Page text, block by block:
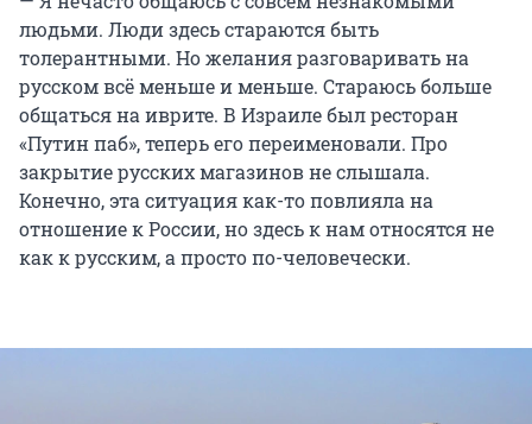
людьми. Люди здесь стараются быть
толерантными. Но желания разговаривать на
русском всё меньше и меньше. Стараюсь больше
общаться на иврите. В Израиле был ресторан
«Путин паб», теперь его переименовали. Про
закрытие русских магазинов не слышала.
Конечно, эта ситуация как-то повлияла на
отношение к России, но здесь к нам относятся не
как к русским, а просто по-человечески.